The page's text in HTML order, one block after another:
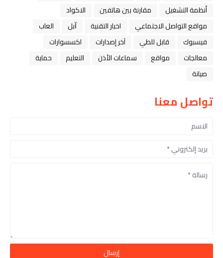
أنظمة التشغيل
مقارنة بين هاتفين
الاكواد
مواقع التواصل الاجتماعي
اخبار التقنية ﺁﺑﻞ
العاب
فيسبوك
قابل للطي آخر إصدارات
اكسسوارات
معالجات
مواقع سماعات الأذن التعليم
حماية
صيانة
تواصل معنا